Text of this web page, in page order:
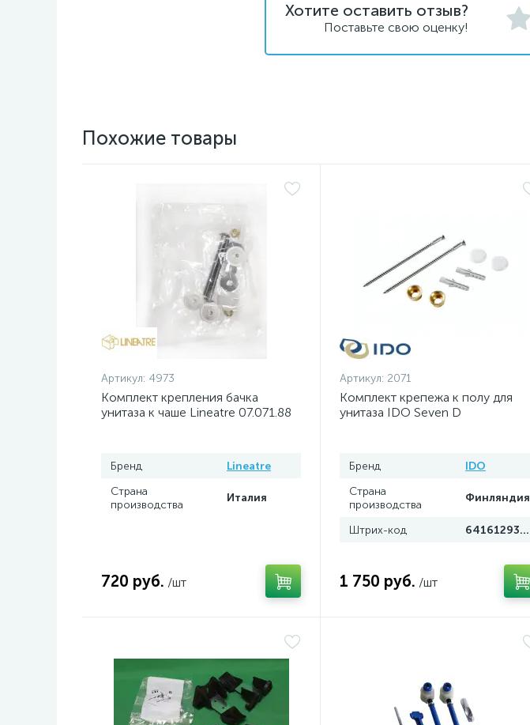
Хотите оставить отзыв?
Поставьте свою оценку!
Похожие товары
Артикул: 4973
Комплект крепления бачка
унитаза к чаше Lineatre 07.071.88
Бренд
Lineatre
Страна
производства
Италия
720 руб. /шт
Артикул: 2071
Комплект крепежа к полу для
унитаза IDO Seven D
Бренд
IDO
Страна
производства
Финляндия
Штрих-код 6416129362747
1 750 руб. /шт